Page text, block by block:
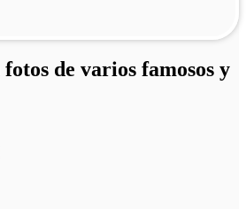
de varios famosos y